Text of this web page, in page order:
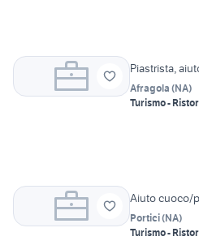
Piastrista,
Afragola (NA)
Turismo -
Aiuto cuoco/
Portici(NA)
Turismo -